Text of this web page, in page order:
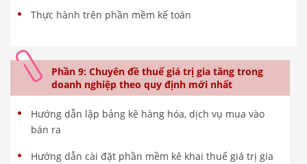
Thực hành trên phần mềm kế toán
Phần 9: Chuyên đề thuế giá trị gia tăng trong
doanh nghiệp theo quy định mới nhất
Hướng dẫn lập bảng kê hàng hóa, dịch vụ mua vào
bán ra
Hướng dẫn cài đặt phần mềm kê khai thuế giá trị gia